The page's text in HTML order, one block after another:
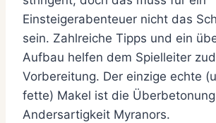
Einsteigerabenteuer nicht das
sein. Zahlreiche Tipps und ein
Aufbau helfen dem Spielleiter
Vorbereitung. Der einzige echte
fette) Makel ist die
Andersartigkeit Myranors.